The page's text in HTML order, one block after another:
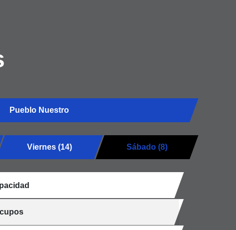
Pueblo Nuestro
Viernes (14) Sábado (8)